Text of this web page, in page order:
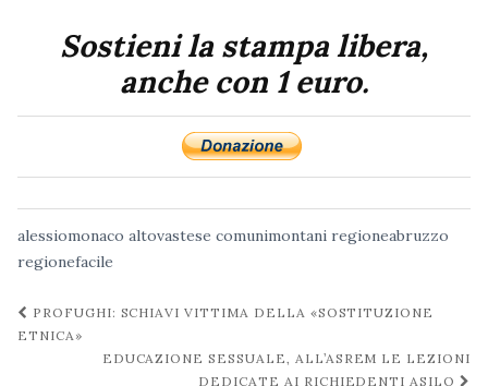
Sostieni la stampa libera,
anche con 1 euro.
alessiomonaco altovastese comunimontani regioneabruzzo
regionefacile
Navigazione
post
PROFUGHI: SCHIAVI VITTIMA DELLA «SOSTITUZIONE
ETNICA»
EDUCAZIONE SESSUALE, ALL’ASREM LE LEZIONI
DEDICATE AI RICHIEDENTI ASILO